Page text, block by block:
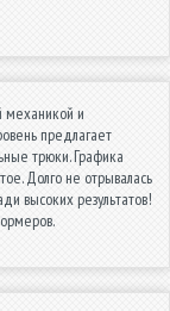
механикой и
предлагает
трюки. Графика
Долго не отрывалась
высоких результатов!